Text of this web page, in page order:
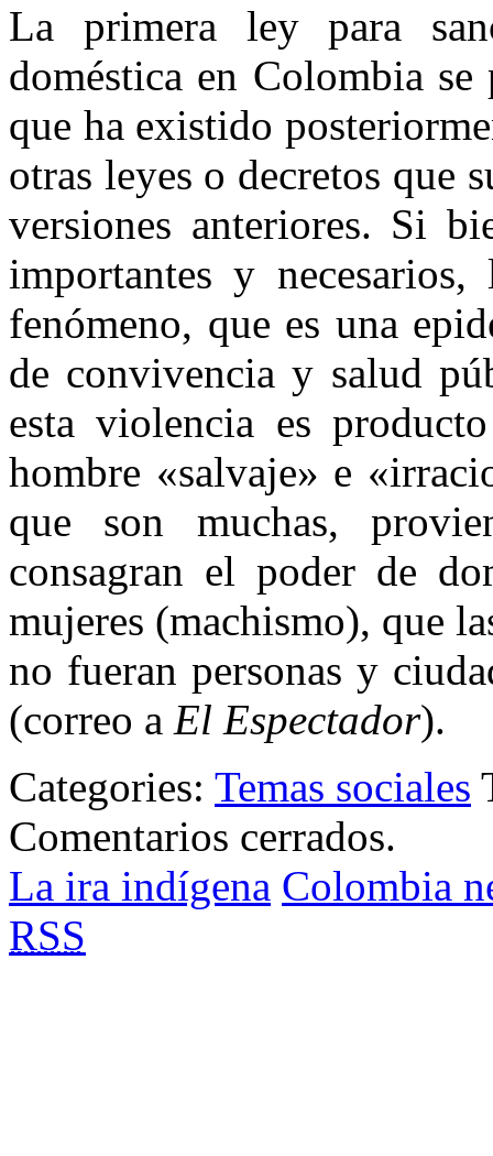
La primera ley para
doméstica en Colombia
que ha existido
otras leyes o decretos que
versiones anteriores. Si
importantes y
fenómeno, que es una
de convivencia y salud
esta violencia es
hombre «salvaje» e
que son muchas,
consagran el poder de
mujeres (machismo), que
no fueran personas y
(correo a El Espectador).
Categories: Temas sociales
Comentarios cerrados.
La ira indígena Colombia
RSS